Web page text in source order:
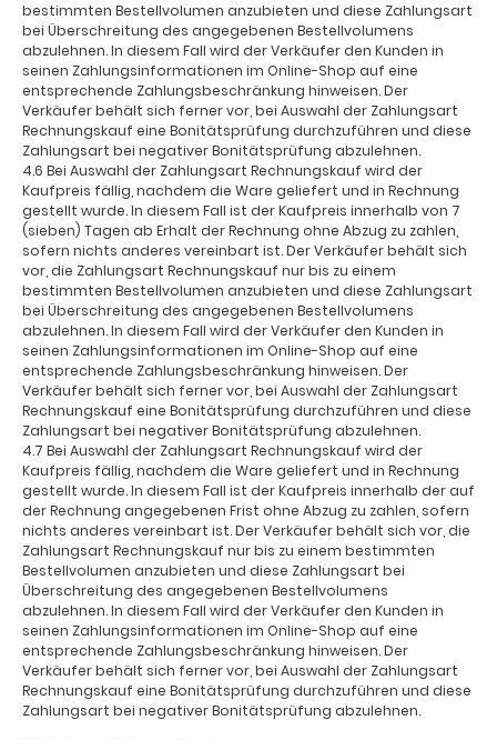
bestimmten Bestellvolumen anzubieten und diese Zahlungsart
bei Überschreitung des angegebenen Bestellvolumens
abzulehnen. In diesem Fall wird der Verkäufer den Kunden in
seinen Zahlungsinformationen im Online-Shop auf eine
entsprechende Zahlungsbeschränkung hinweisen. Der
Verkäufer behält sich ferner vor, bei Auswahl der Zahlungsart
Rechnungskauf eine Bonitätsprüfung durchzuführen und diese
Zahlungsart bei negativer Bonitätsprüfung abzulehnen.
4.6 Bei Auswahl der Zahlungsart Rechnungskauf wird der
Kaufpreis fällig, nachdem die Ware geliefert und in Rechnung
gestellt wurde. In diesem Fall ist der Kaufpreis innerhalb von 7
(sieben) Tagen ab Erhalt der Rechnung ohne Abzug zu zahlen,
sofern nichts anderes vereinbart ist. Der Verkäufer behält sich
vor, die Zahlungsart Rechnungskauf nur bis zu einem
bestimmten Bestellvolumen anzubieten und diese Zahlungsart
bei Überschreitung des angegebenen Bestellvolumens
abzulehnen. In diesem Fall wird der Verkäufer den Kunden in
seinen Zahlungsinformationen im Online-Shop auf eine
entsprechende Zahlungsbeschränkung hinweisen. Der
Verkäufer behält sich ferner vor, bei Auswahl der Zahlungsart
Rechnungskauf eine Bonitätsprüfung durchzuführen und diese
Zahlungsart bei negativer Bonitätsprüfung abzulehnen.
4.7 Bei Auswahl der Zahlungsart Rechnungskauf wird der
Kaufpreis fällig, nachdem die Ware geliefert und in Rechnung
gestellt wurde. In diesem Fall ist der Kaufpreis innerhalb der auf
der Rechnung angegebenen Frist ohne Abzug zu zahlen, sofern
nichts anderes vereinbart ist. Der Verkäufer behält sich vor, die
Zahlungsart Rechnungskauf nur bis zu einem bestimmten
Bestellvolumen anzubieten und diese Zahlungsart bei
Überschreitung des angegebenen Bestellvolumens
abzulehnen. In diesem Fall wird der Verkäufer den Kunden in
seinen Zahlungsinformationen im Online-Shop auf eine
entsprechende Zahlungsbeschränkung hinweisen. Der
Verkäufer behält sich ferner vor, bei Auswahl der Zahlungsart
Rechnungskauf eine Bonitätsprüfung durchzuführen und diese
Zahlungsart bei negativer Bonitätsprüfung abzulehnen.